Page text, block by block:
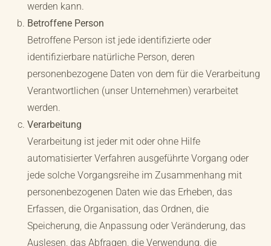
werden kann.
Betroffene Person
Betroffene Person ist jede identifizierte oder
identifizierbare natürliche Person, deren
personenbezogene Daten von dem für die Verarbeitung
Verantwortlichen (unser Unternehmen) verarbeitet
werden.
Verarbeitung
Verarbeitung ist jeder mit oder ohne Hilfe
automatisierter Verfahren ausgeführte Vorgang oder
jede solche Vorgangsreihe im Zusammenhang mit
personenbezogenen Daten wie das Erheben, das
Erfassen, die Organisation, das Ordnen, die
Speicherung, die Anpassung oder Veränderung, das
Auslesen, das Abfragen, die Verwendung, die